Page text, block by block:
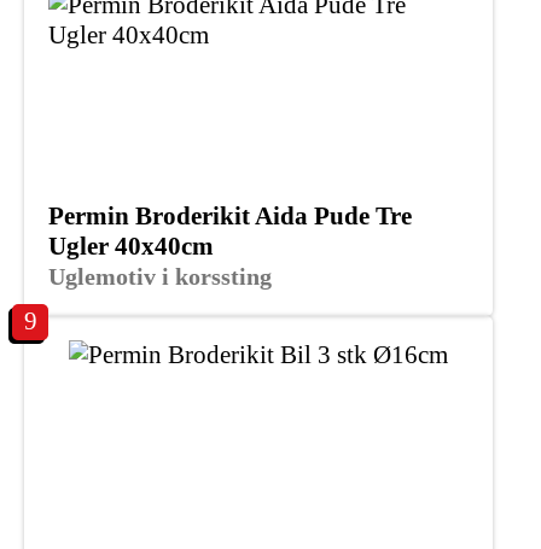
Uglemotiv i korssting
Permin Broderikit Aida Pude Tre
Ugler 40x40cm
9